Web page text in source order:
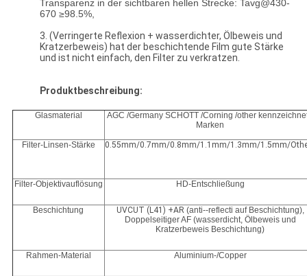
Transparenz in der sichtbaren hellen Strecke: Tavg@430-
670 ≥98.5%,
3. (Verringerte Reflexion + wasserdichter, Ölbeweis und
Kratzerbeweis) hat der beschichtende Film gute Stärke
und ist nicht einfach, den Filter zu verkratzen.
Produktbeschreibung:
Glasmaterial
AGC /Germany SCHOTT /Corning /other
Marken
Filter-Linsen-Stärke 0.55mm/0.7mm/0.8mm/1.1mm/1.3mm/1.5mm/
Filter-Objektivauflösung HD-Entschließung
Beschichtung UVCUT (L41) +AR (anti--reflecti auf Beschichtung),
Doppelseitiger AF (wasserdicht, Ölbeweis und
Kratzerbeweis Beschichtung)
Rahmen-Material Aluminium-/Copper